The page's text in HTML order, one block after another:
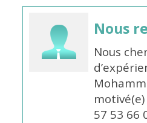
Nous
Nous
57 53 66